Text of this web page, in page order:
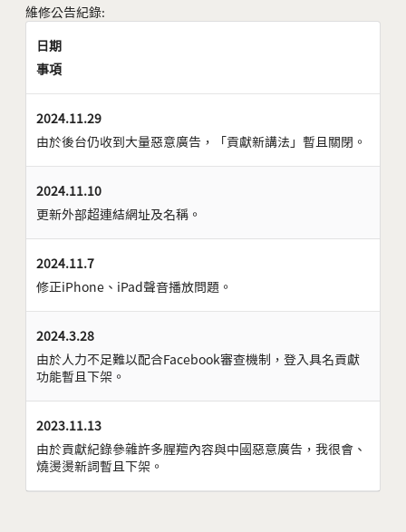
維修公告紀錄:
日期
事項
2024.11.29
由於後台仍收到大量惡意廣告，「貢獻新講法」暫且關閉。
2024.11.10
更新外部超連結網址及名稱。
2024.11.7
修正iPhone、iPad聲音播放問題。
2024.3.28
由於人力不足難以配合Facebook審查機制，登入具名貢獻
功能暫且下架。
2023.11.13
由於貢獻紀錄參雜許多腥羶內容與中國惡意廣告，我很會、
燒燙燙新詞暫且下架。